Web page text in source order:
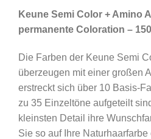
Keune Semi Color + Amino
permanente Coloration – 150
Die Farben der Keune Semi
überzeugen mit einer großen
erstreckt sich über 10 Basis-
zu 35 Einzeltöne aufgeteilt
kleinsten Detail ihre
Sie so auf Ihre